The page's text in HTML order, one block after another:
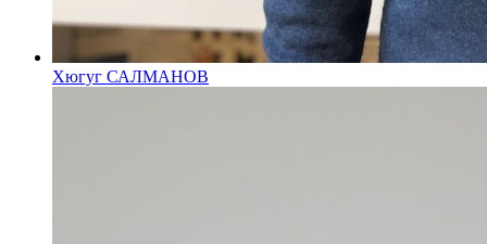
Хюгуг САЛМАНОВ